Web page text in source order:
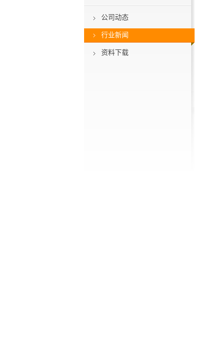
公司动态
行业新闻
资料下载